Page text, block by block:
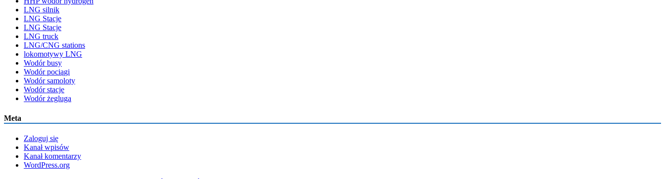
LNG silnik
LNG Stacje
LNG Stacje
LNG truck
LNG/CNG stations
lokomotywy LNG
Wodór busy
Wodór pociągi
Wodór samoloty
Wodór stacje
Wodór żegluga
Meta
Zaloguj się
Kanał wpisów
Kanał komentarzy
WordPress.org